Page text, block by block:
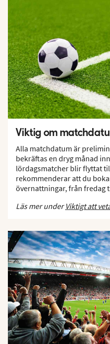
Viktig om
Alla matchdatum är
bekräftas en dryg månad
lördagsmatcher blir flyttat
rekommenderar att du
övernattningar, från fredag
Läs mer under Viktigt att